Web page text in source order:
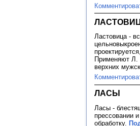
Ластовица -
Применяют Л.
верхних
ЛАСЫ
Ласы -
прессовании
обработку.